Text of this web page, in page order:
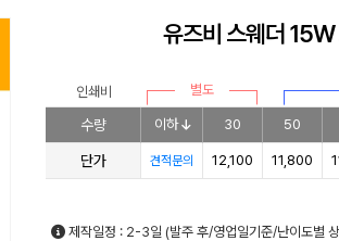
유즈비 스웨더
인쇄비 별도
수량 이하 30 50
단가 견적문의 12,100 11,800
제작일정 : 2-3일 (발주 후/영업일기준/난이도별